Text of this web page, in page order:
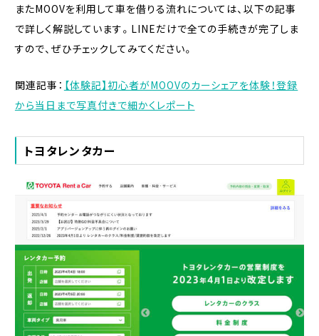
またMOOVを利用して車を借りる流れについては、以下の記事
で詳しく解説しています。LINEだけで全ての手続きが完了しま
すので、ぜひチェックしてみてください。
関連記事： 【体験記】初心者がMOOVのカーシェアを体験！登録
から当日まで写真付きで細かくレポート
トヨタレンタカー